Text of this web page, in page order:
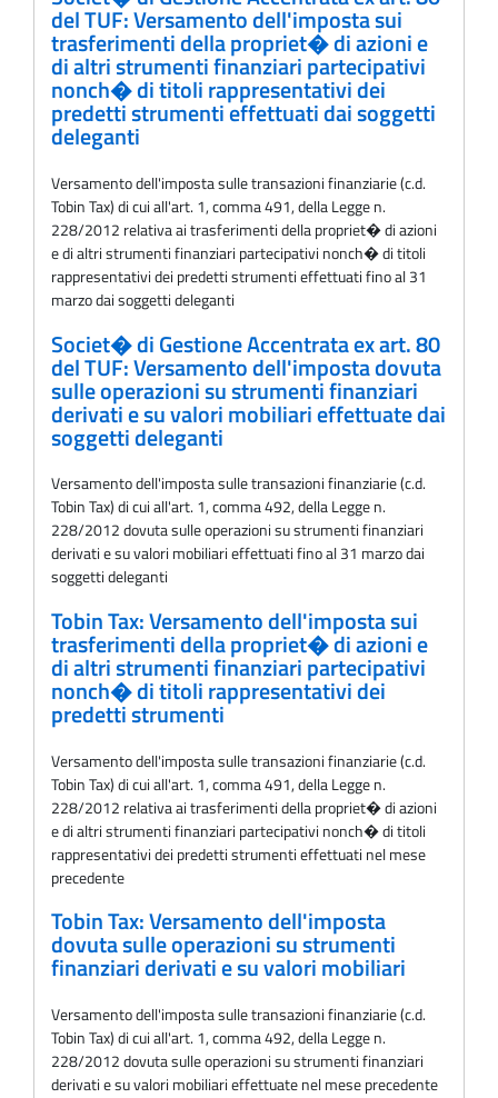
del TUF: Versamento dell'imposta sui
trasferimenti della propriet� di azioni e
di altri strumenti finanziari partecipativi
nonch� di titoli rappresentativi dei
predetti strumenti effettuati dai soggetti
deleganti
Versamento dell'imposta sulle transazioni finanziarie (c.d.
Tobin Tax) di cui all'art. 1, comma 491, della Legge n.
228/2012 relativa ai trasferimenti della propriet� di azioni
e di altri strumenti finanziari partecipativi nonch� di titoli
rappresentativi dei predetti strumenti effettuati fino al 31
marzo dai soggetti deleganti
Societ� di Gestione Accentrata ex art. 80
del TUF: Versamento dell'imposta dovuta
sulle operazioni su strumenti finanziari
derivati e su valori mobiliari effettuate dai
soggetti deleganti
Versamento dell'imposta sulle transazioni finanziarie (c.d.
Tobin Tax) di cui all'art. 1, comma 492, della Legge n.
228/2012 dovuta sulle operazioni su strumenti finanziari
derivati e su valori mobiliari effettuati fino al 31 marzo dai
soggetti deleganti
Tobin Tax: Versamento dell'imposta sui
trasferimenti della propriet� di azioni e
di altri strumenti finanziari partecipativi
nonch� di titoli rappresentativi dei
predetti strumenti
Versamento dell'imposta sulle transazioni finanziarie (c.d.
Tobin Tax) di cui all'art. 1, comma 491, della Legge n.
228/2012 relativa ai trasferimenti della propriet� di azioni
e di altri strumenti finanziari partecipativi nonch� di titoli
rappresentativi dei predetti strumenti effettuati nel mese
precedente
Tobin Tax: Versamento dell'imposta
dovuta sulle operazioni su strumenti
finanziari derivati e su valori mobiliari
Versamento dell'imposta sulle transazioni finanziarie (c.d.
Tobin Tax) di cui all'art. 1, comma 492, della Legge n.
228/2012 dovuta sulle operazioni su strumenti finanziari
derivati e su valori mobiliari effettuate nel mese precedente